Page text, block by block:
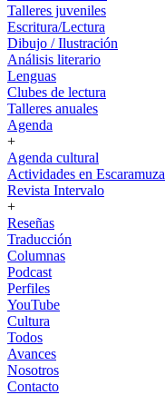
Talleres juveniles
Escritura/Lectura
Dibujo / Ilustración
Análisis literario
Lenguas
Clubes de lectura
Talleres anuales
Agenda
+
Agenda cultural
Actividades en Escaramuza
Revista Intervalo
+
Reseñas
Traducción
Columnas
Podcast
Perfiles
YouTube
Cultura
Todos
Avances
Nosotros
Contacto